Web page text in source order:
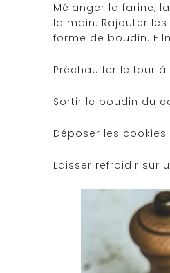
Mélanger la farine,
la main. Rajouter
forme de boudin.
Préchauffer le four
Sortir le boudin du
Déposer les
Laisser refroidir sur